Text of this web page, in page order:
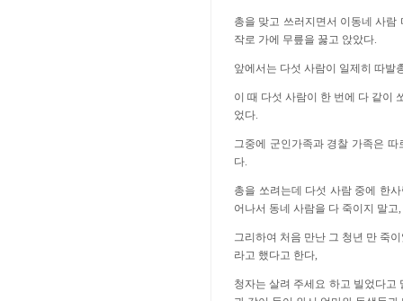
총을 맞고 쓰러지면서 이동네 사람
작로 가에 무릎을 꿇고 앉았다.
앞에서는 다섯 사람이 일제히 따발
이 때 다섯 사람이 한 번에 다 같이
었다.
그중에 군인가족과 경찰 가족은
다.
총을 쏘려는데 다섯 사람 중에 한
어나서 동네 사람을 다 죽이지 말고,
그리하여 처음 만난 그 청년 만 죽
라고 했다고 한다,
청자는 살려 주세요 하고 빌었다고